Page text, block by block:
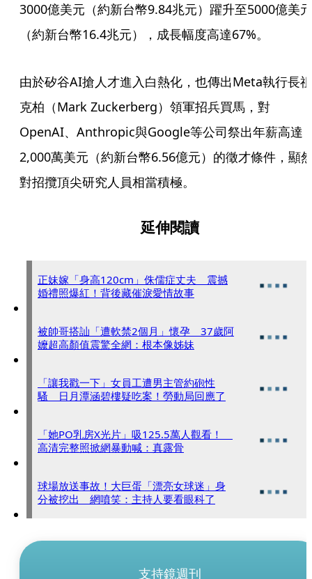
3000億美元（約新台幣9.84兆元）躍升至5000億美元
（約新台幣16.4兆元），成長幅度高達67%。
由於矽谷AI搶人才進入白熱化，也傳出Meta執行長祖
克柏（Mark Zuckerberg）領軍招兵買馬，對
OpenAI、Anthropic與Google等公司祭出年薪高達
2,000萬美元（約新台幣6.56億元）的徵才條件，顯
對招攬頂尖研究人員相當積極。
延伸閱讀
正妹嫁「身高120cm」侏儒症丈夫 震撼
婚禮照爆紅！背後藏催淚愛情故事
被帥哥搭訕「遭軟禁2個月」懷孕 37歲阿
嬤超高顏值震驚全網：根本像姊妹
「讓我戳一下」女員工遭男主管約砲性
騷 日月潭涵碧樓疑吃案！勞動局回應了
「她PO乳房X光片」吸125.5萬人觀看！
高清完整照掀網暴動喊：真露骨
球場放送事故！大巨蛋「漂亮女球迷」身
分被挖出 網噴笑：主持人要看眼科了
支持鏡週刊